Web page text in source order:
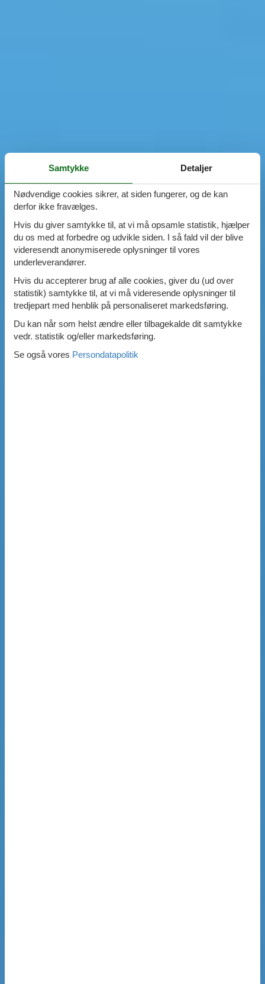
Samtykke Detaljer
Nødvendige cookies sikrer, at siden fungerer, og de kan
derfor ikke fravælges.
Hvis du giver samtykke til, at vi må opsamle statistik, hjælper
du os med at forbedre og udvikle siden. I så fald vil der blive
videresendt anonymiserede oplysninger til vores
underleverandører.
Hvis du accepterer brug af alle cookies, giver du (ud over
statistik) samtykke til, at vi må videresende oplysninger til
tredjepart med henblik på personaliseret markedsføring.
Du kan når som helst ændre eller tilbagekalde dit samtykke
vedr. statistik og/eller markedsføring.
Se også vores Persondatapolitik